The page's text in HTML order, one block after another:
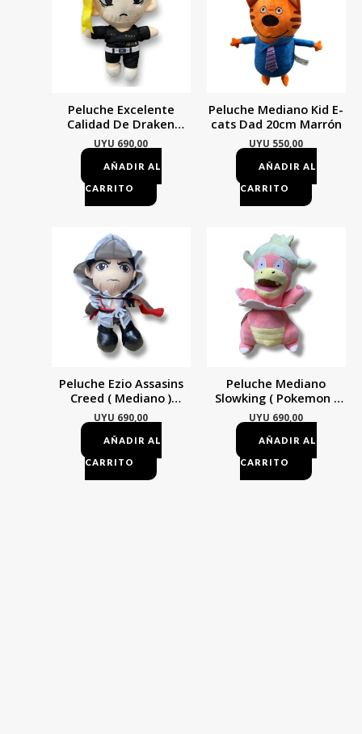
Peluche Excelente
Calidad De Draken
Tokyo Revengers Negro
Con Amarillo
UYU 690,00
AÑADIR AL
CARRITO
Peluche Mediano Kid E-
cats Dad 20cm Marrón
UYU 550,00
AÑADIR AL
CARRITO
Peluche Ezio Assasins
Creed ( Mediano )
Mundogeek Gris
UYU 690,00
AÑADIR AL
CARRITO
Peluche Mediano
Slowking ( Pokemon )
Mundogeek Rosado
UYU 690,00
AÑADIR AL
CARRITO